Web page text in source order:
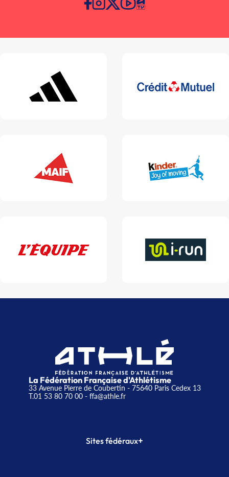
La Fédération Française d'Athlétisme
33 Avenue Pierre de Coubertin - 75640 Paris Cedex 13
T.01 53 80 70 00- ffa@athle.fr
Sites fédéraux+